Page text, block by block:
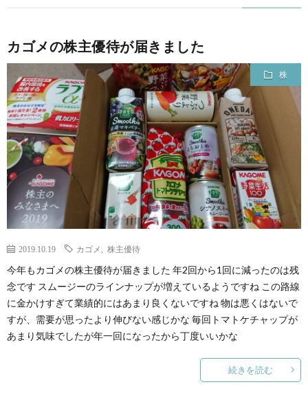
カゴメの株主優待が届きました
株
2019.10.19 カゴメ 株主優待
今年もカゴメの株主優待が届きました 年2回から1回に減ったのは残
念です スムージーのラインナップが増えているようですね この路線
に金かけすぎて業績的にはあまり良くないですね 物は悪くはないで
すが、需要が思ったより伸びない感じかな 毎回トマトケチャップが
あまり気味でしたが年一回になったから丁度いいかな
続きを読む